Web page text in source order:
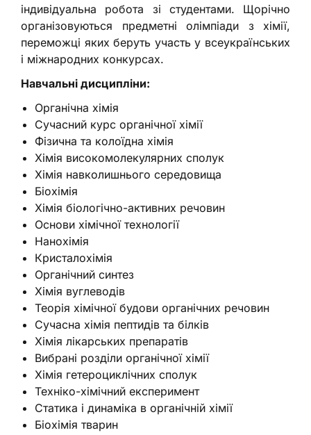
індивідуальна робота зі студентами. Щорічно
організовуються предметні олімпіади з хімії,
переможці яких беруть участь у всеукраїнських
і міжнародних конкурсах.
Навчальні дисципліни:
Органічна хімія
Сучасний курс органічної хімії
Фізична та колоїдна хімія
Хімія високомолекулярних сполук
Хімія навколишнього середовища
Біохімія
Хімія біологічно-активних речовин
Основи хімічної технології
Нанохімія
Кристалохімія
Органічний синтез
Хімія вуглеводів
Теорія хімічної будови органічних речовин
Сучасна хімія пептидів та білків
Хімія лікарських препаратів
Вибрані розділи органічної хімії
Хімія гетероциклічних сполук
Техніко-хімічний експеримент
Статика і динаміка в органічній хімії
Біохімія тварин